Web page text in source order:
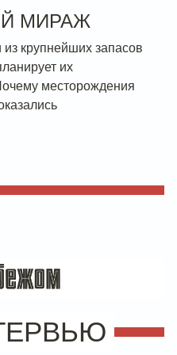
МИРАЖ
крупнейших запасов
их
месторождения